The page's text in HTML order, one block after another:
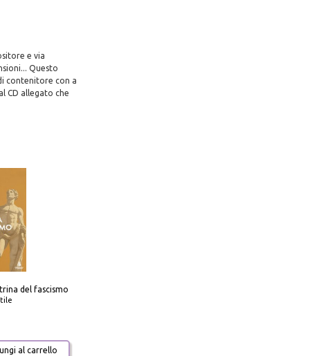
e via
Questo
contenitore con a
CD allegato che
del fascismo
al carrello